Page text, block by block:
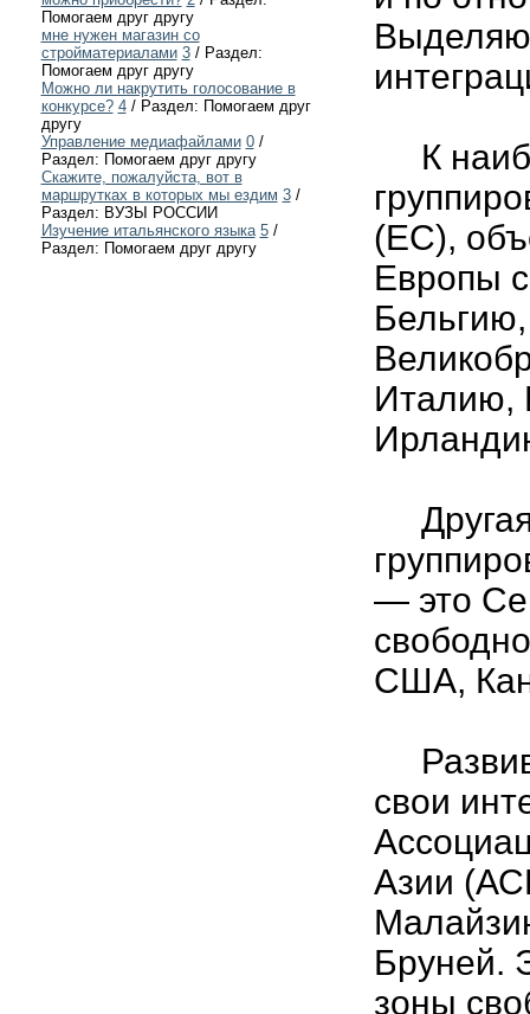
Помогаем друг другу
мне нужен магазин со
стройматериалами 3/ Раздел:
Помогаем друг другу
Можно ли накрутить голосование в
конкурсе? 4/ Раздел: Помогаем друг
другу
Управление медиафайлами 0/
Раздел: Помогаем друг другу
Скажите, пожалуйста, вот в
маршрутках в которых мы ездим 3/
Раздел: ВУЗЫ РОССИИ
Изучение итальянского языка 5/
Раздел: Помогаем друг другу
К
(ЕС),
Европы
Италию,
Другая
— это
США,
свои
Азии
Бруней.
зоны